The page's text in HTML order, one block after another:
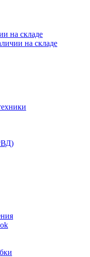
на складе
на складе